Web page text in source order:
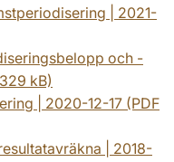
| 2021-
och -
kB)
| 2020-12-17 (PDF
| 2018-